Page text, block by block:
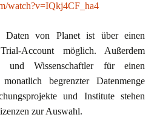
watch?v=IQkj4CF_ha4
von Planet ist über einen
Account möglich. Außerdem
und Wissenschaftler für einen
begrenzter Datenmenge
und Institute stehen
zur Auswahl.